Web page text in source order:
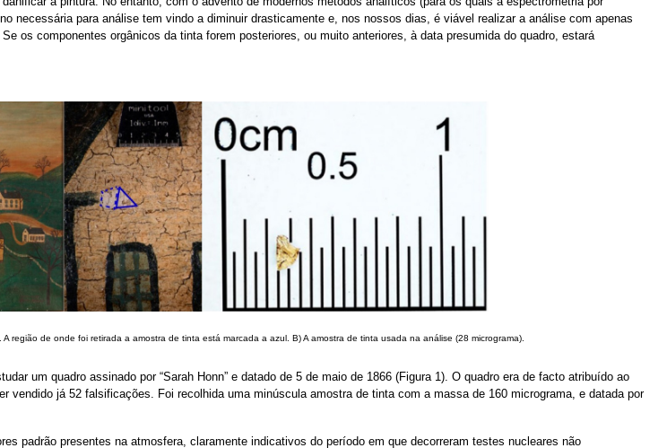
necessária para análise tem vindo a diminuir drasticamente e, nos nossos dias, é viável realizar a análise com apenas
os componentes orgânicos da tinta forem posteriores, ou muito anteriores, à data presumida do quadro, estará
região de onde foi retirada a amostra de tinta está marcada a azul. B) A amostra de tinta usada na análise (28 micrograma).
um quadro assinado por “Sarah Honn” e datado de 5 de maio de 1866 (Figura 1). O quadro era de facto atribuído ao
vendido já 52 falsificações. Foi recolhida uma minúscula amostra de tinta com a massa de 160 micrograma, e datada por
padrão presentes na atmosfera, claramente indicativos do período em que decorreram testes nucleares não